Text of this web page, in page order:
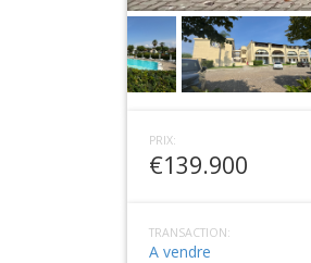
PRIX:
€139.900
TRANSACTION:
A vendre